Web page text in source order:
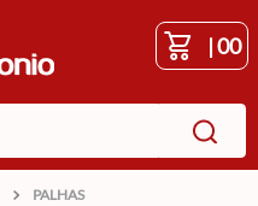
|00
PALHAS